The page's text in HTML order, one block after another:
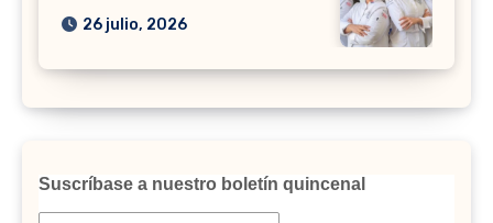
26 julio, 2026
Suscríbase a nuestro boletín quincenal